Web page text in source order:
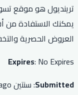
ترينديول هو موقع
العروض الحصرية
Expires: No Expires
Submitted: سنتين ago